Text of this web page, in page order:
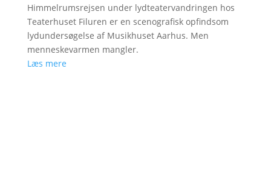
Himmelrumsrejsen under lydteatervandringen hos
Teaterhuset Filuren er en scenografisk opfindsom
lydundersøgelse af Musikhuset Aarhus. Men
menneskevarmen mangler.
Læs mere